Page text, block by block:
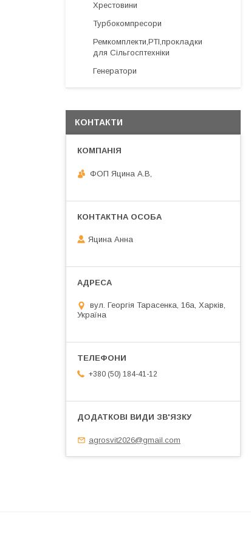
Хрестовини
Турбокомпресори
Ремкомплекти,РТІ,прокладки
для Сільгосптехніки
Генератори
КОНТАКТИ
ФОП Яцина А.В,
Яцина Анна
вул. Георгія Тарасенка, 16а, Харків,
Україна
+380 (50) 184-41-12
agrosvit2026@gmail.com